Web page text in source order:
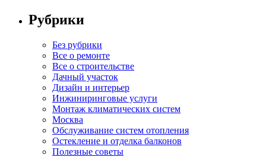
Рубрики
Без рубрики
Все о ремонте
Все о строительстве
Дачный участок
Дизайн и интерьер
Инжиниринговые услуги
Монтаж климатических систем
Москва
Обслуживание систем отопления
Остекление и отделка балконов
Полезные советы